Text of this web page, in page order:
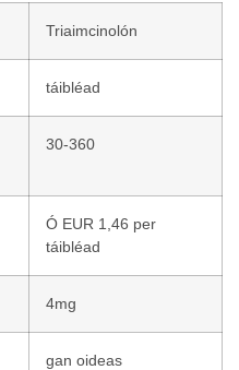
Triaimcinolón
táibléad
30-360
Ó EUR 1,46 per
táibléad
4mg
gan oideas